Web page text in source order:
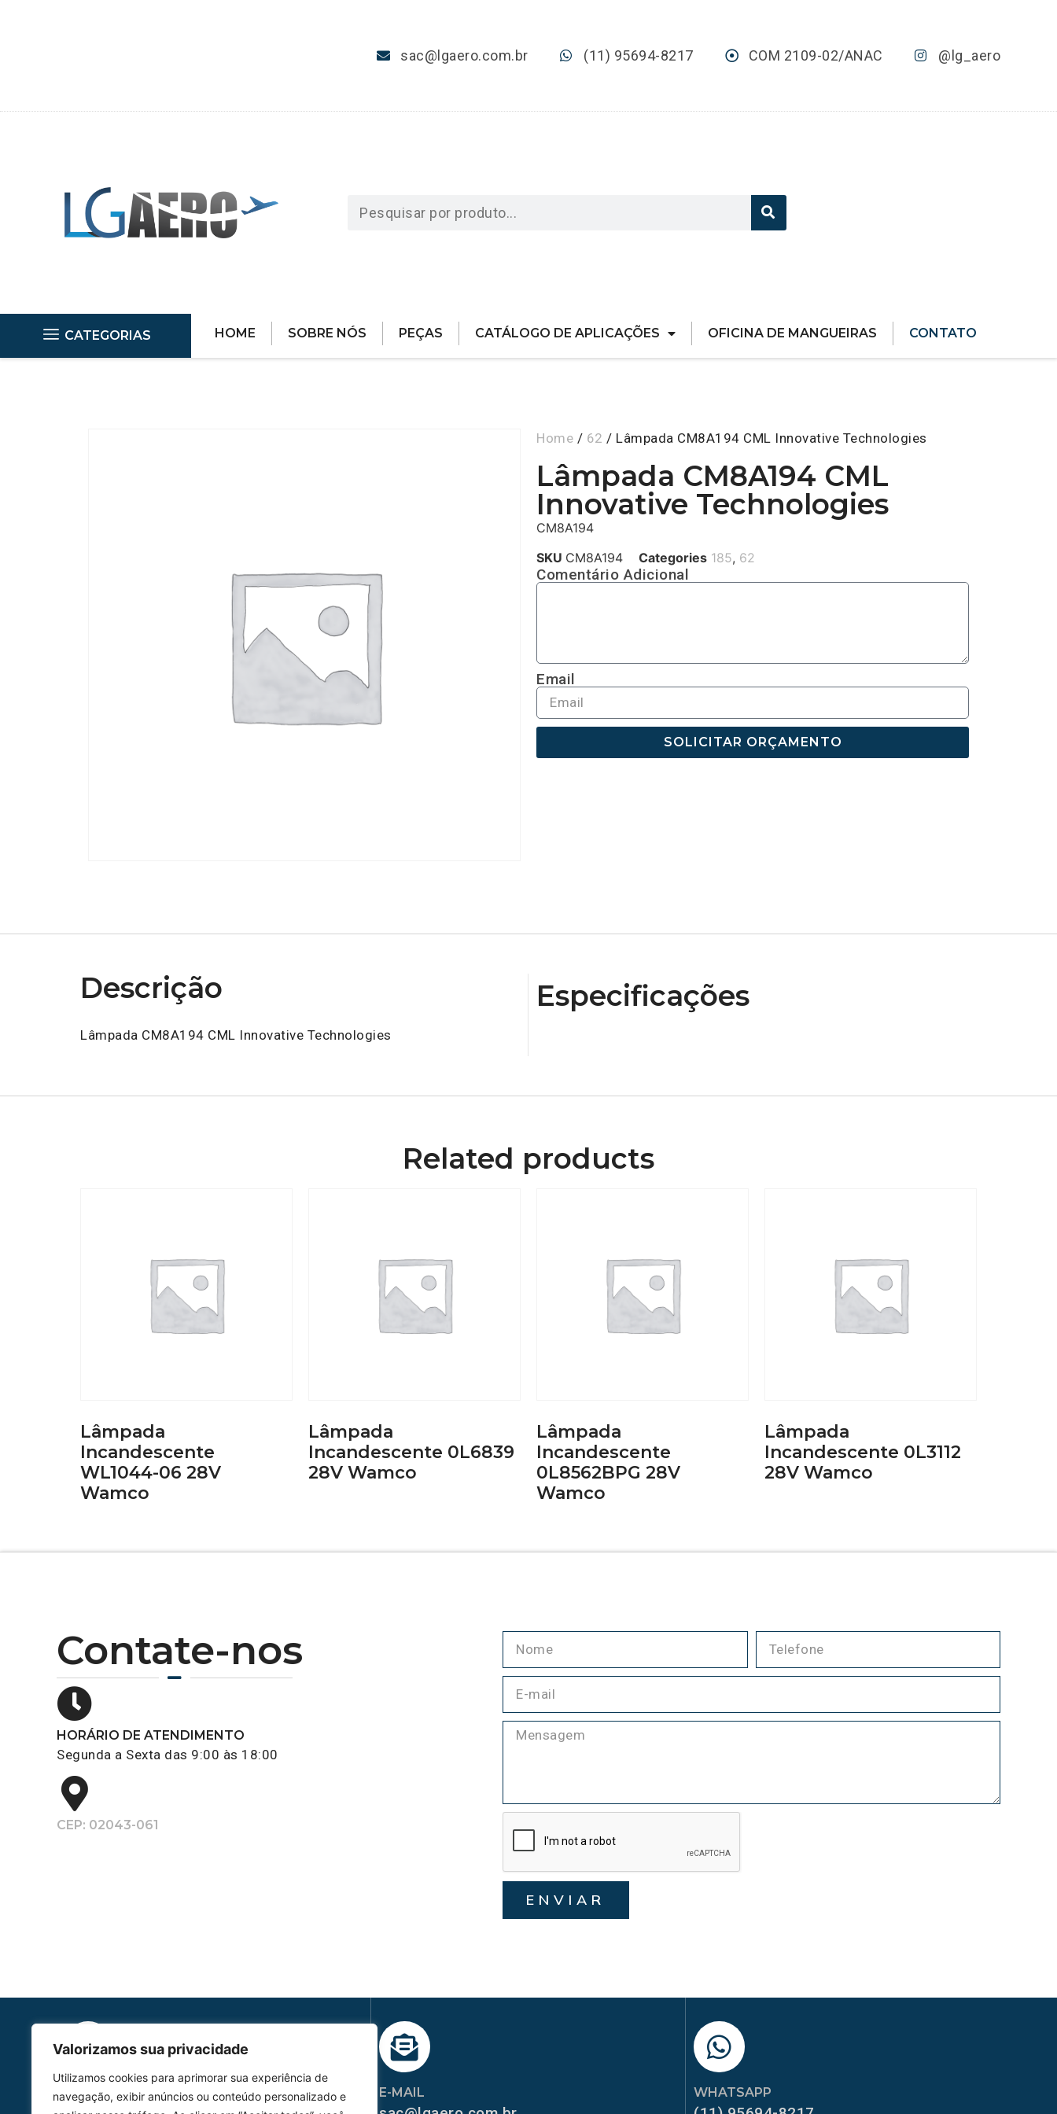
Valorizamos sua privacidade
Utilizamos cookies para aprimorar sua experiência de
navegação, exibir anúncios ou conteúdo personalizado e
sac@lgaero.com.br (11) 95694-8217 COM 2109-02/ANAC @lg_aero
CATEGORIAS HOME SOBRE NÓS PEÇAS CATÁLOGO DE APLICAÇÕES OFICINA DE MANGUEIRAS CONTATO
Home / 62 / Lâmpada CM8A194 CML Innovative Technologies
Lâmpada CM8A194 CML
Innovative Technologies
CM8A194
SKU CM8A194 Categories 185, 62
Comentário Adicional
Email
SOLICITAR ORÇAMENTO
Descrição
Lâmpada CM8A194 CML Innovative Technologies
Especificações
Related products
Lâmpada
Incandescente
WL1044-06 28V
Wamco
Lâmpada
Incandescente 0L6839
28V Wamco
Lâmpada
Incandescente
0L8562BPG 28V
Wamco
Lâmpada
Incandescente 0L3112
28V Wamco
Contate-nos
HORÁRIO DE ATENDIMENTO
Segunda a Sexta das 9:00 às 18:00
CEP: 02043-061
ENVIAR
HOMOLGAÇÃO
COM 2109-02/ANAC
E-MAIL WHATSAPP